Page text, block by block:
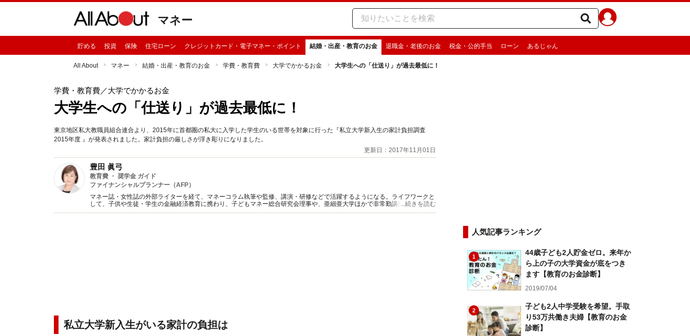
マネー
貯める 投資 保険 住宅ローン クレジットカード・電子マネー・ポイント 結婚・出産・教育のお金 退職金・老後のお金 税金・公的手当 ローン あるじゃん
All About マネー 結婚・出産・教育のお金 学費・教育費 大学でかかるお金 大学生への「仕送り」が過去最低に！
学費・教育費／大学でかかるお金
大学生への「仕送り」が過去最低に！
東京地区私大教職員組合連合より、2015年に首都圏の私大に入学した学生のいる世帯を対象に行った『私立大学新入生の家計負担調査
2015年度 』が発表されました。家計負担の厳しさが浮き彫りになりました。
更新日：2017年11月01日
豊田 眞弓
教育費 ・ 奨学金 ガイド
ファイナンシャルプランナー（AFP）
マネー誌・女性誌の外部ライターを経て、マネーコラム執筆や監修、講演・研修などで活躍するようになる。ライフワークと
して、子供や生徒・学生の金融経済教育に携わり、子どもマネー総合研究会理事や、亜細亜大学ほかで非常勤講師も務める。
趣味は講談、猫に添い寝。
...続きを読む
私立大学新入生がいる家計の負担は
人気記事ランキング
1
44歳子ども2人貯金ゼロ。来年か
ら上の子の大学資金が底をつき
ます【教育のお金診断】
2019/07/04
2
子ども2人中学受験を希望。手取
り53万共働き夫婦【教育のお金
診断】